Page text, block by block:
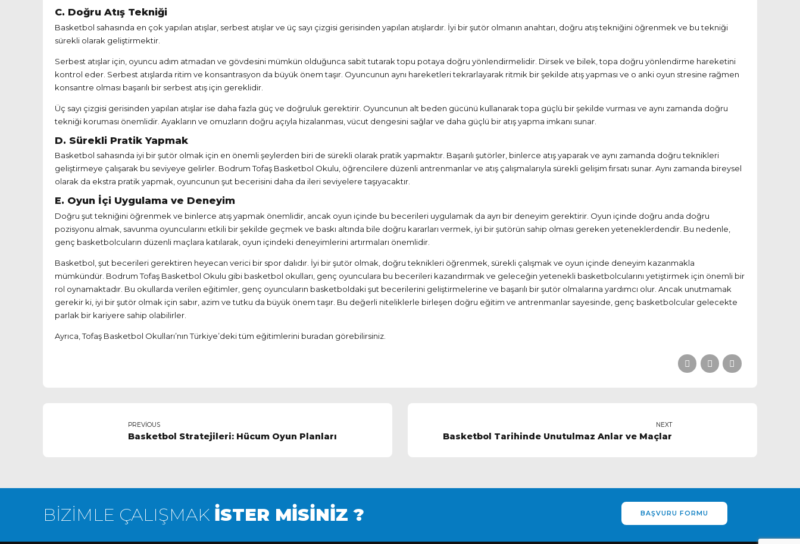
C. Doğru Atış Tekniği
Basketbol sahasında en çok yapılan atışlar, serbest atışlar ve üç sayı çizgisi gerisinden yapılan atışlardır. İyi bir şutör olmanın anahtarı, doğru atış tekniğini öğrenmek ve bu tekniği
sürekli olarak geliştirmektir.
Serbest atışlar için, oyuncu adım atmadan ve gövdesini mümkün olduğunca sabit tutarak topu potaya doğru yönlendirmelidir. Dirsek ve bilek, topa doğru yönlendirme hareketini
kontrol eder. Serbest atışlarda ritim ve konsantrasyon da büyük önem taşır. Oyuncunun aynı hareketleri tekrarlayarak ritmik bir şekilde atış yapması ve o anki oyun stresine rağmen
konsantre olması başarılı bir serbest atış için gereklidir.
Üç sayı çizgisi gerisinden yapılan atışlar ise daha fazla güç ve doğruluk gerektirir. Oyuncunun alt beden gücünü kullanarak topa güçlü bir şekilde vurması ve aynı zamanda doğru
tekniği koruması önemlidir. Ayakların ve omuzların doğru açıyla hizalanması, vücut dengesini sağlar ve daha güçlü bir atış yapma imkanı sunar.
D. Sürekli Pratik Yapmak
Basketbol sahasında iyi bir şutör olmak için en önemli şeylerden biri de sürekli olarak pratik yapmaktır. Başarılı şutörler, binlerce atış yaparak ve aynı zamanda doğru teknikleri
geliştirmeye çalışarak bu seviyeye gelirler. Bodrum Tofaş Basketbol Okulu, öğrencilere düzenli antrenmanlar ve atış çalışmalarıyla sürekli gelişim fırsatı sunar. Aynı zamanda bireysel
olarak da ekstra pratik yapmak, oyuncunun şut becerisini daha da ileri seviyelere taşıyacaktır.
E. Oyun İçi Uygulama ve Deneyim
Doğru şut tekniğini öğrenmek ve binlerce atış yapmak önemlidir, ancak oyun içinde bu becerileri uygulamak da ayrı bir deneyim gerektirir. Oyun içinde doğru anda doğru
pozisyonu almak, savunma oyuncularını etkili bir şekilde geçmek ve baskı altında bile doğru kararları vermek, iyi bir şutörün sahip olması gereken yeteneklerdendir. Bu nedenle,
genç basketbolcuların düzenli maçlara katılarak, oyun içindeki deneyimlerini artırmaları önemlidir.
Basketbol, şut becerileri gerektiren heyecan verici bir spor dalıdır. İyi bir şutör olmak, doğru teknikleri öğrenmek, sürekli çalışmak ve oyun içinde deneyim kazanmakla
mümkündür. Bodrum Tofaş Basketbol Okulu gibi basketbol okulları, genç oyunculara bu becerileri kazandırmak ve geleceğin yetenekli basketbolcularını yetiştirmek için önemli bir
rol oynamaktadır. Bu okullarda verilen eğitimler, genç oyuncuların basketboldaki şut becerilerini geliştirmelerine ve başarılı bir şutör olmalarına yardımcı olur. Ancak unutmamak
gerekir ki, iyi bir şutör olmak için sabır, azim ve tutku da büyük önem taşır. Bu değerli niteliklerle birleşen doğru eğitim ve antrenmanlar sayesinde, genç basketbolcular gelecekte
parlak bir kariyere sahip olabilirler.
Ayrıca, Tofaş Basketbol Okulları’nın Türkiye’deki tüm eğitimlerini buradan görebilirsiniz.
PREVIOUS
Basketbol Stratejileri: Hücum Oyun Planları
NEXT
Basketbol Tarihinde Unutulmaz Anlar ve Maçlar
BİZİMLE ÇALIŞMAK İSTER MİSİNİZ ? BAŞVURU FORMU